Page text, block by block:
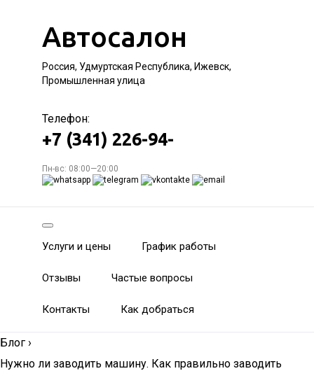
Автосалон
Россия, Удмуртская Республика, Ижевск,
Промышленная улица
Телефон:
+7 (341) 226-94-
Пн-вс: 08:00—20:00
Услуги и цены График работы
Отзывы Частые вопросы
Контакты Как добраться
Блог ›
Нужно ли заводить машину. Как правильно заводить